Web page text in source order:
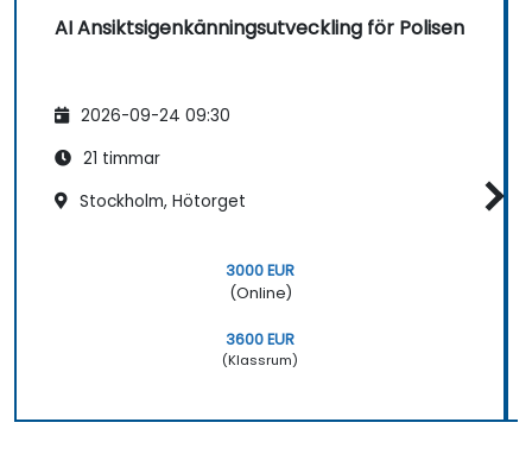
AI Ansiktsigenkänningsutveckling för Polisen
2026-09-24 09:30
21 timmar
Stockholm, Hötorget
3000 EUR
(Online)
3600 EUR
(Klassrum)